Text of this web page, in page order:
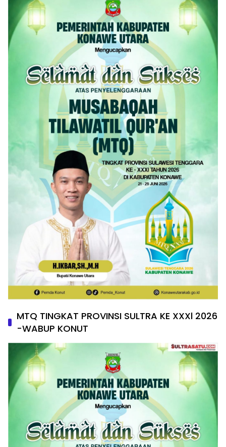
MTQ TINGKAT PROVINSI SULTRA KE XXXl 2026
-WABUP KONUT